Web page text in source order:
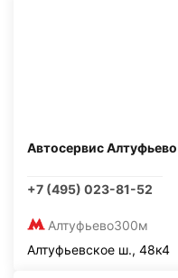
Автосервис Алтуфьево
+7 (495) 023-81-52
Алтуфьево300м
Алтуфьевское ш., 48к4